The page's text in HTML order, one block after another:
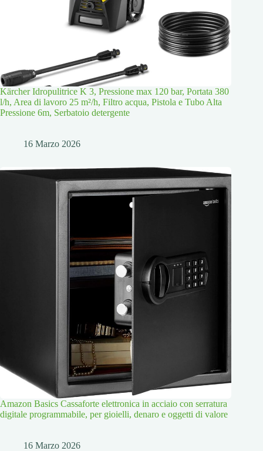
Kärcher Idropulitrice K 3, Pressione max 120 bar, Portata 380
l/h, Area di lavoro 25 m²/h, Filtro acqua, Pistola e Tubo Alta
Pressione 6m, Serbatoio detergente
16 Marzo 2026
Amazon Basics Cassaforte elettronica in acciaio con serratura
digitale programmabile, per gioielli, denaro e oggetti di valore
16 Marzo 2026